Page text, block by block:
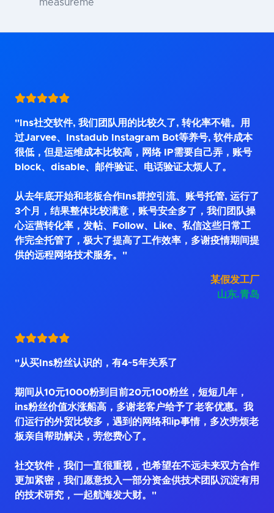
measureme
"Ins社交软件, 我们团队用的比较久了, 转化率不错。用
过Jarvee、Instadub Instagram Bot等养号, 软件成本
很低，但是运维成本比较高，网络 IP需要自己弄，账号
block、disable、邮件验证、电话验证太烦人了。
从去年底开始和老板合作Ins群控引流、账号托管, 运行了
3个月，结果整体比较满意，账号安全多了，我们团队操
心运营转化率，发帖、Follow、Like、私信这些日常工
作完全托管了，极大了提高了工作效率，多谢疫情期间提
供的远程网络技术服务。"
某假发工厂
山东.青岛
"从买Ins粉丝认识的，有4~5年关系了
期间从10元1000粉到目前20元100粉丝，短短几年，
ins粉丝价值水涨船高，多谢老客户给予了老客优惠。我
们运行的外贸比较多，遇到的网络和ip事情，多次劳烦老
板亲自帮助解决，劳您费心了。
社交软件，我们一直很重视，也希望在不远未来双方合作
更加紧密，我们愿意投入一部分资金供技术团队沉淀有用
的技术研究，一起航海发大财。"